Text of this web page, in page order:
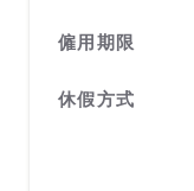
僱用期限
休假方式